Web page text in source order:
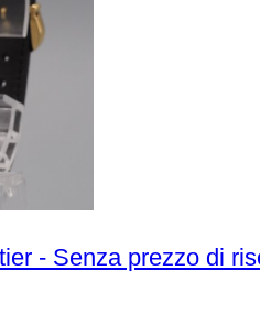
- Senza prezzo di